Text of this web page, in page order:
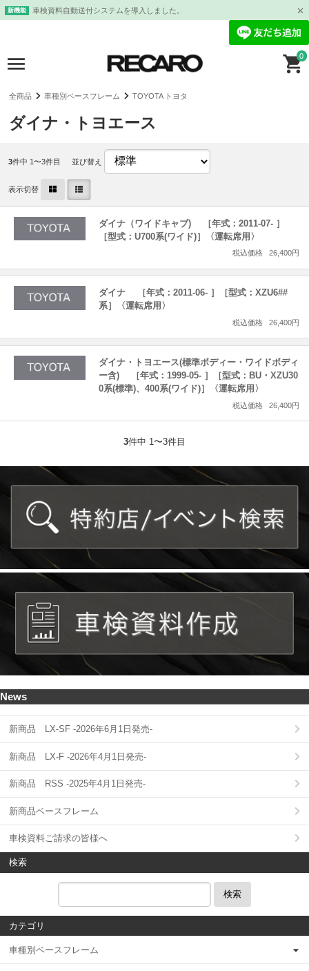
新機能 車検資料自動送付システムを導入しました。
0
全商品 車種別ベースフレーム TOYOTA トヨタ
ダイナ・トヨエース
3件中 1〜3件目 並び替え
表示切替
ダイナ（ワイドキャブ) ［年式：2011-07- ］
［型式：U700系(ワイド)］〈運転席用〉
税込価格 26,400円
ダイナ ［年式：2011-06- ］［型式：XZU6##
系］〈運転席用〉
税込価格 26,400円
ダイナ・トヨエース(標準ボディー・ワイドボディ
ー含) ［年式：1999-05- ］［型式：BU・XZU30
0系(標準)、400系(ワイド)］〈運転席用〉
税込価格 26,400円
3件中 1〜3件目
News
新商品 LX-SF -2026年6月1日発売-
新商品 LX-F -2026年4月1日発売-
新商品 RSS -2025年4月1日発売-
新商品ベースフレーム
車検資料ご請求の皆様へ
検索
検索
カテゴリ
車種別ベースフレーム